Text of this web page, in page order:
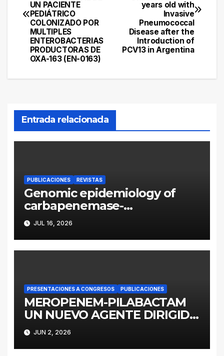
entradas
years old with
Invasive
Pneumococcal
Disease after the
Introduction of
PCV13 in Argentina
UN PACIENTE
PEDIÁTRICO
COLONIZADO POR
MULTIPLES
ENTEROBACTERIAS
PRODUCTORAS DE
OXA-163 (EN-0163)
Entrada relacionada
PUBLICACIONES REVISTAS
Genomic epidemiology of
carbapenemase-
producing Enterobacter
cloacae complex in
Argentina: a retrospective
JUL 16, 2026
PRESENTACIONES A CONGRESOS PUBLICACIONES
MEROPENEM-PILABACTAM
UN NUEVO AGENTE DIRIGIDO
A ENTEROBACTERALES
PRODUCTORES DE
SERINOCARBAPENEMASAS
JUN 2, 2026